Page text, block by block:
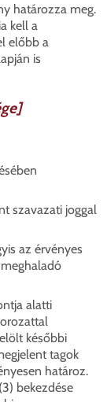
határozza meg.
kell a
előbb a
is
szavazati joggal
az érvényes
alatti
későbbi
tagok
határoz.
bekezdése